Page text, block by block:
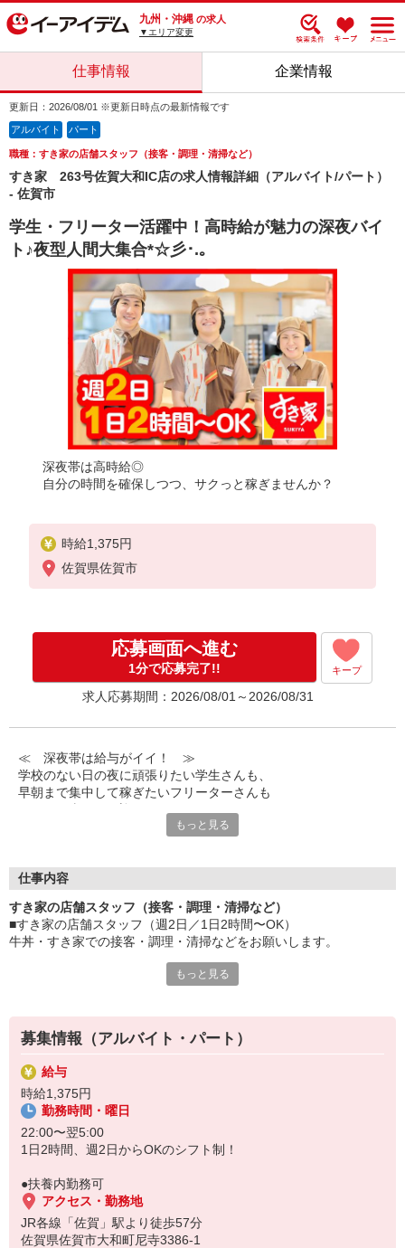
九州・沖縄 の求人
▼エリア変更
仕事情報 企業情報
更新日：2026/08/01 ※更新日時点の最新情報です
アルバイト パート
職種：すき家の店舗スタッフ（接客・調理・清掃など）
すき家 263号佐賀大和IC店の求人情報詳細（アルバイト/パート）
- 佐賀市
学生・フリーター活躍中！高時給が魅力の深夜バイ
ト♪夜型人間大集合*☆彡･.｡
深夜帯は高時給◎
自分の時間を確保しつつ、サクっと稼ぎませんか？
時給1,375円
佐賀県佐賀市
応募画面へ進む
1分で応募完了!! キープ
求人応募期間：2026/08/01～2026/08/31
≪ 深夜帯は給与がイイ！ ≫
学校のない日の夜に頑張りたい学生さんも、
早朝まで集中して稼ぎたいフリーターさんも
オシャレを捨てる必要はありません！
急な出費も安心♪
■社員登用あり
将来を考えている方は必見です。
なか卯、かつ庵、ココス、ジョリーパスタ、ビッグボーイ、華屋
ョーグループ！
その中のひとつ『すき家』でお仕事しませんか？
もっと見る
仕事内容
すき家の店舗スタッフ（接客・調理・清掃など）
■すき家の店舗スタッフ（週2日／1日2時間〜OK）
牛丼・すき家での接客・調理・清掃などをお願いします。
あなたの笑顔で！
すばやく提供！
他にも、食材の調整や金銭管理、新しく入社したクルーの研修など
様々なお仕事があります。
セルフオーダー、セルフ会計で、現金の受け渡しはほとんどありま
せん。※一部店舗を除く
取り間違いもなく安心でスムーズ♪
マニュアルも用意していますので飲食店が初めての方でも大丈夫！
もちろん先輩クルーがしっかり教えてくれるので安心してくださ
い。
もっと見る
募集情報（アルバイト・パート）
給与
時給1,375円
勤務時間・曜日
22:00〜翌5:00
1日2時間、週2日からOKのシフト制！
●扶養内勤務可
アクセス・勤務地
JR各線「佐賀」駅より徒歩57分
佐賀県佐賀市大和町尼寺3386-1